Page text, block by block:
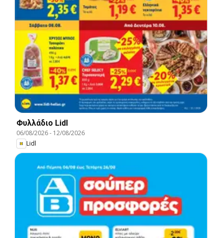
Φυλλάδιο Lidl
06/08/2026- 12/08/2026
Lidl